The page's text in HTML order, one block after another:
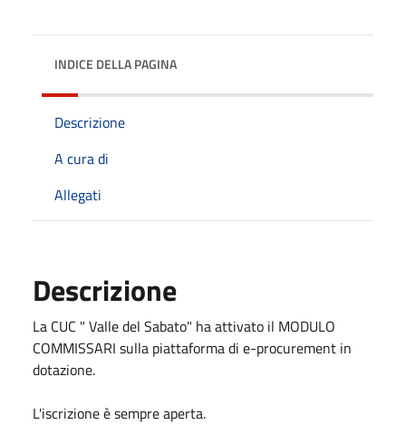
INDICE DELLA PAGINA
Descrizione
A cura di
Allegati
Descrizione
La CUC " Valle del Sabato" ha attivato il MODULO
COMMISSARI sulla piattaforma di e-procurement in
dotazione.
L'iscrizione è sempre aperta.